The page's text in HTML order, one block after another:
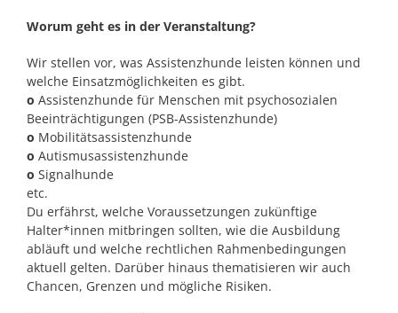
Worum geht es in der Veranstaltung?
Wir stellen vor, was Assistenzhunde leisten können und
welche Einsatzmöglichkeiten es gibt.
o Assistenzhunde für Menschen mit psychosozialen
Beeinträchtigungen (PSB-Assistenzhunde)
o Mobilitätsassistenzhunde
o Autismusassistenzhunde
o Signalhunde
etc.
Du erfährst, welche Voraussetzungen zukünftige
Halter*innen mitbringen sollten, wie die Ausbildung
abläuft und welche rechtlichen Rahmenbedingungen
aktuell gelten. Darüber hinaus thematisieren wir auch
Chancen, Grenzen und mögliche Risiken.